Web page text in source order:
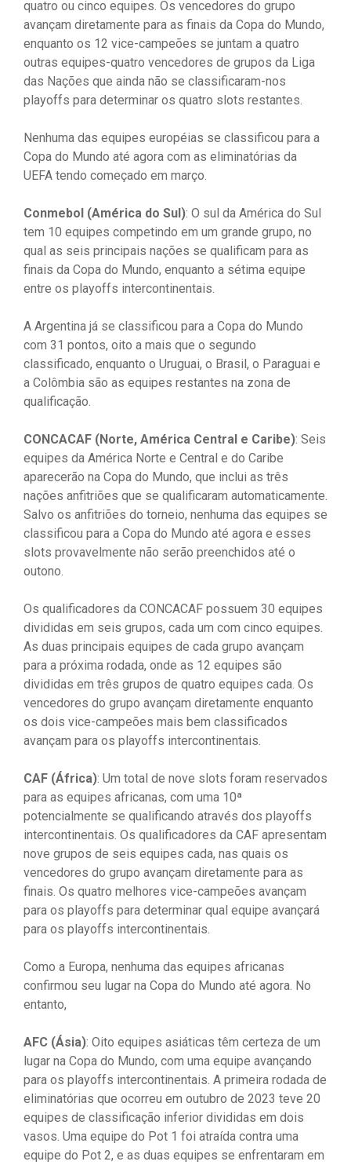
quatro ou cinco equipes. Os vencedores do grupo
avançam diretamente para as finais da Copa do Mundo,
enquanto os 12 vice-campeões se juntam a quatro
outras equipes-quatro vencedores de grupos da Liga
das Nações que ainda não se classificaram-nos
playoffs para determinar os quatro slots restantes.
Nenhuma das equipes européias se classificou para a
Copa do Mundo até agora com as eliminatórias da
UEFA tendo começado em março.
Conmebol (América do Sul): O sul da América do Sul
tem 10 equipes competindo em um grande grupo, no
qual as seis principais nações se qualificam para as
finais da Copa do Mundo, enquanto a sétima equipe
entre os playoffs intercontinentais.
A Argentina já se classificou para a Copa do Mundo
com 31 pontos, oito a mais que o segundo
classificado, enquanto o Uruguai, o Brasil, o Paraguai e
a Colômbia são as equipes restantes na zona de
qualificação.
CONCACAF (Norte, América Central e Caribe): Seis
equipes da América Norte e Central e do Caribe
aparecerão na Copa do Mundo, que inclui as três
nações anfitriões que se qualificaram automaticamente.
Salvo os anfitriões do torneio, nenhuma das equipes se
classificou para a Copa do Mundo até agora e esses
slots provavelmente não serão preenchidos até o
outono.
Os qualificadores da CONCACAF possuem 30 equipes
divididas em seis grupos, cada um com cinco equipes.
As duas principais equipes de cada grupo avançam
para a próxima rodada, onde as 12 equipes são
divididas em três grupos de quatro equipes cada. Os
vencedores do grupo avançam diretamente enquanto
os dois vice-campeões mais bem classificados
avançam para os playoffs intercontinentais.
CAF (África): Um total de nove slots foram reservados
para as equipes africanas, com uma 10ª
potencialmente se qualificando através dos playoffs
intercontinentais. Os qualificadores da CAF apresentam
nove grupos de seis equipes cada, nas quais os
vencedores do grupo avançam diretamente para as
finais. Os quatro melhores vice-campeões avançam
para os playoffs para determinar qual equipe avançará
para os playoffs intercontinentais.
Como a Europa, nenhuma das equipes africanas
confirmou seu lugar na Copa do Mundo até agora. No
entanto,
AFC (Ásia): Oito equipes asiáticas têm certeza de um
lugar na Copa do Mundo, com uma equipe avançando
para os playoffs intercontinentais. A primeira rodada de
eliminatórias que ocorreu em outubro de 2023 teve 20
equipes de classificação inferior divididas em dois
vasos. Uma equipe do Pot 1 foi atraída contra uma
equipe do Pot 2, e as duas equipes se enfrentaram em